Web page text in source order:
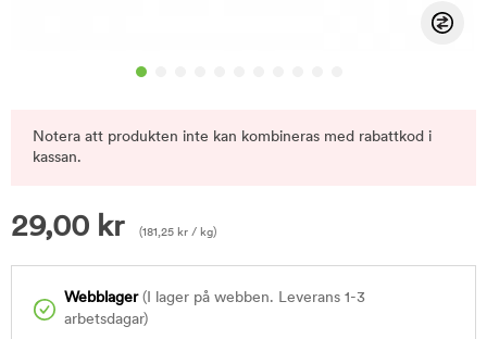
Notera att produkten inte kan kombineras med rabattkod i
kassan.
29,00 kr (181,25 kr / kg)
Webblager(I lager på webben. Leverans 1-3
arbetsdagar)